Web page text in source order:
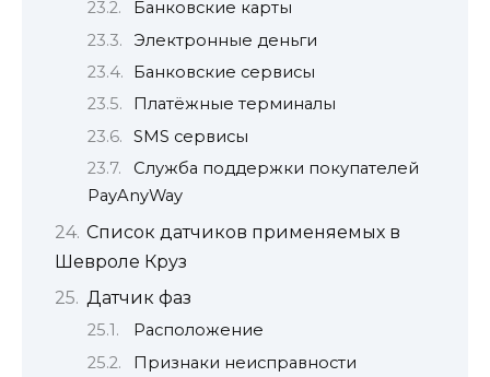
Банковские карты
Электронные деньги
Банковские сервисы
Платёжные терминалы
SMS сервисы
Служба поддержки покупателей
PayAnyWay
Список датчиков применяемых в
Шевроле Круз
Датчик фаз
Расположение
Признаки неисправности